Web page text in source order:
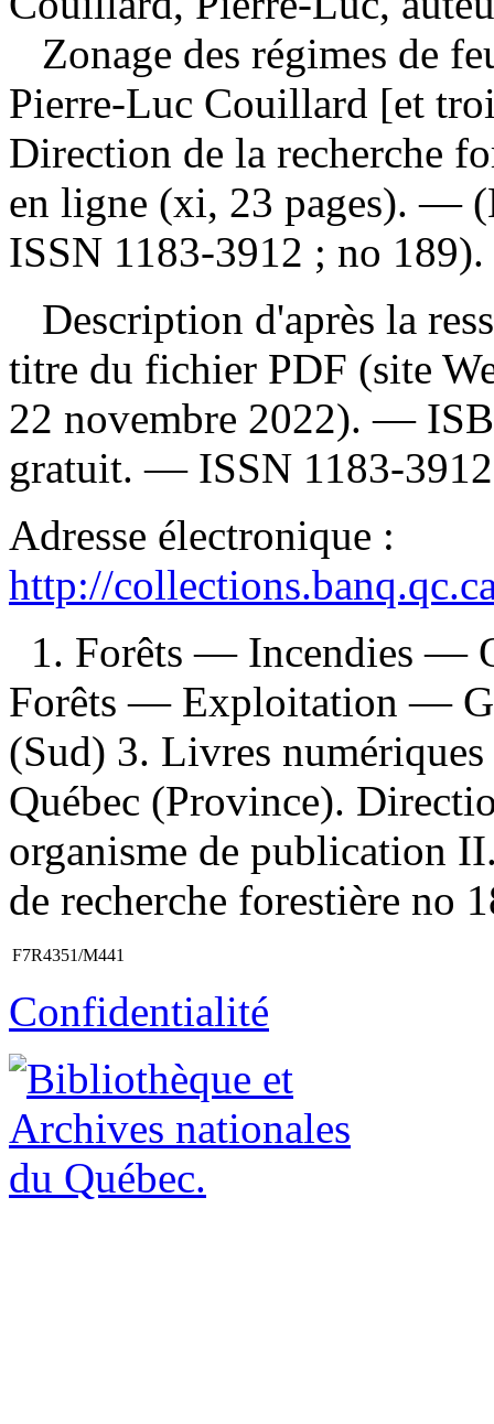
Zonage des régimes de
Pierre-Luc Couillard [et
Direction de la recherche
en ligne (xi, 23 pages). —
ISSN 1183-3912 ; no 189).
Description d'après la
titre du fichier PDF (site
22 novembre 2022). —
gratuit. — ISSN 1183-
Adresse électronique :
http://
1. Forêts — Incendies —
Forêts — Exploitation —
(Sud) 3. Livres
Québec (Province).
organisme de publication
de recherche forestière no
F7R4351/M441
Confidentialité